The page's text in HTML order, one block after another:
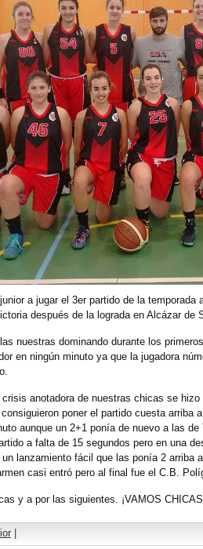
a jugar el 3er partido de la temporada
después de la lograda en Alcázar de
nuestras dominando durante los
en ningún minuto ya que la jugadora
anotadora de nuestras chicas se
poner el partido cuesta arriba
aunque un 2+1 ponía de nuevo a las
a falta de 15 segundos pero en una
lanzamiento fácil que las ponía 2 arriba
casi entró pero al final fue el C.B.
y a por las siguientes. ¡VAMOS
|